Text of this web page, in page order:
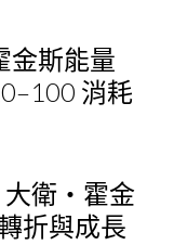
金斯能量
消耗
衛・霍金
折與成長